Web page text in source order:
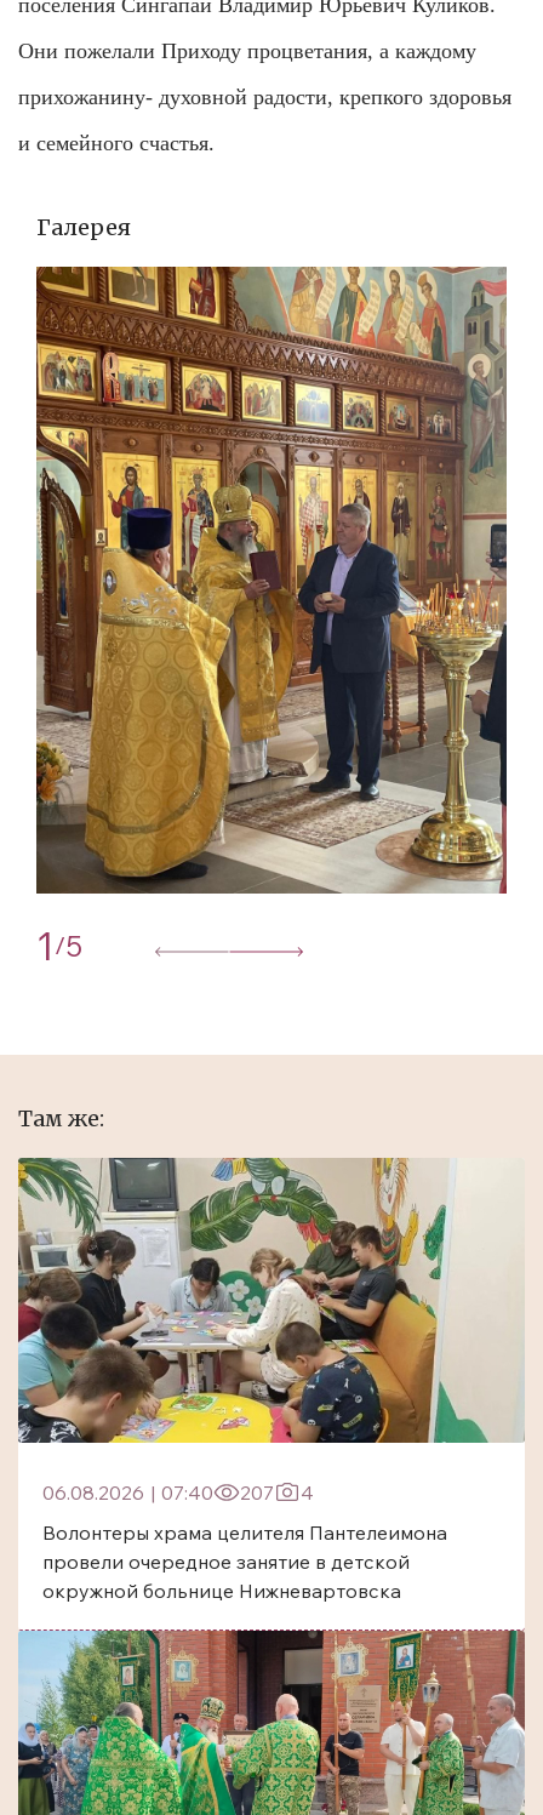
поселения Сингапай Владимир Юрьевич Куликов.
Они пожелали Приходу процветания, а каждому
прихожанину- духовной радости, крепкого здоровья
и семейного счастья.
Галерея
1 /5
Там же:
06.08.2026 | 07:40 207
4
Волонтеры храма целителя Пантелеимона
провели очередное занятие в детской
окружной больнице Нижневартовска